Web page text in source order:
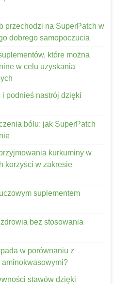
przechodzi na SuperPatch w
dobrego samopoczucia
które można
w celu uzyskania
i podnieś nastrój dzięki
bólu: jak SuperPatch
kurkuminy w
korzyści w zakresie
suplementem
bez stosowania
w porównaniu z
stawów dzięki